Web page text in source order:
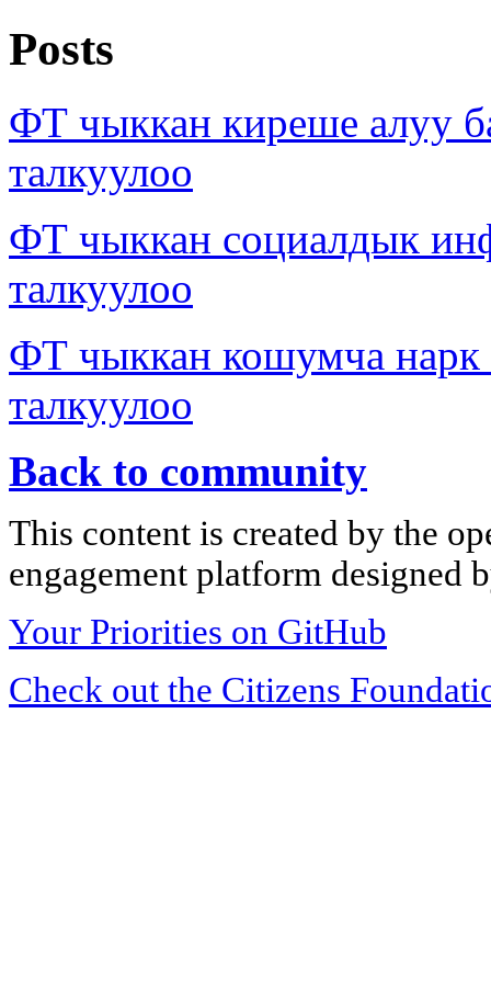
Posts
ФТ чыккан киреше алуу
талкуулоо
ФТ чыккан социалдык
талкуулоо
ФТ чыккан кошумча
талкуулоо
Back to community
This content is created by the
engagement platform designed
Your Priorities on GitHub
Check out the Citizens